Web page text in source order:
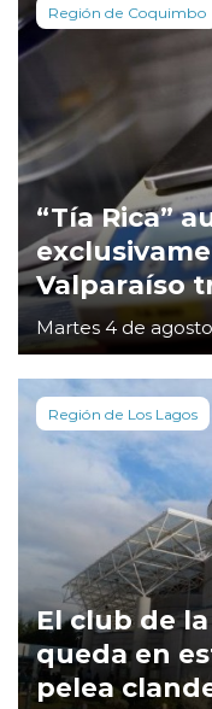
Región de Coquimbo
“Tía Rica”
Valparaíso
Martes 4 de
Región de Los Lagos
El club de
queda en
pelea